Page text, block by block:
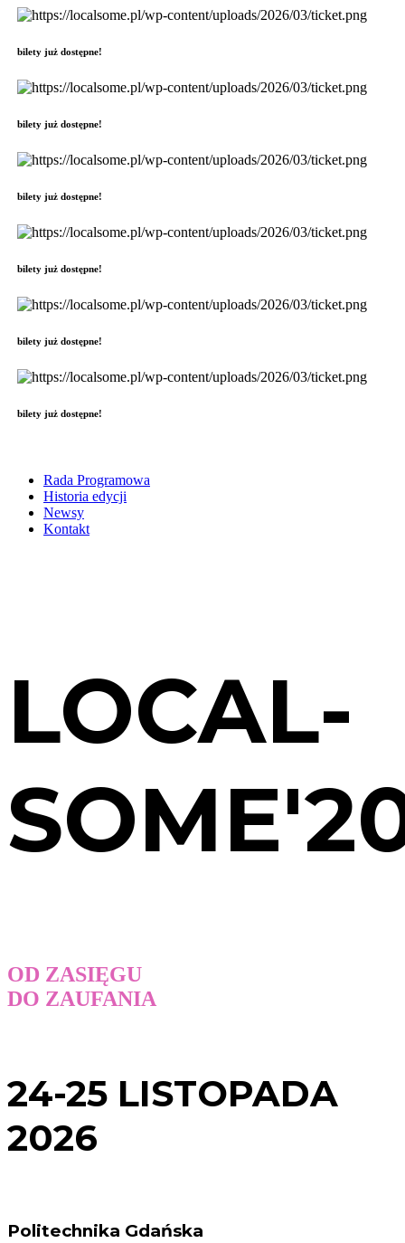
bilety już dostępne!
bilety już dostępne!
bilety już dostępne!
bilety już dostępne!
bilety już dostępne!
bilety już dostępne!
contentRada Programowa
Historia edycji
Newsy
Kontakt
LOCAL-
OD ZASIĘGU
DO ZAUFANIA
24-25 LISTOPADA
2026
Politechnika Gdańska